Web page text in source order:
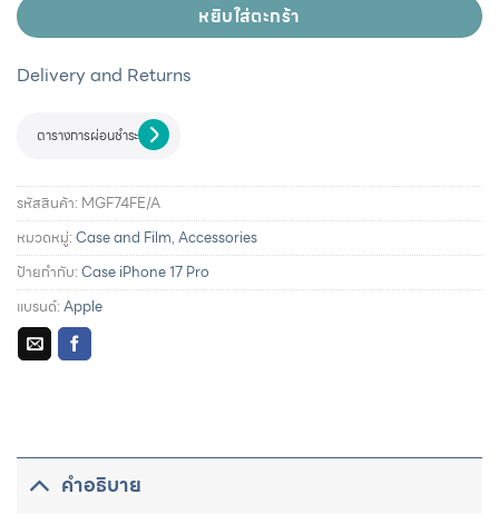
หยิบใส่ตะกร้า
Delivery and Returns
ตารางการผ่อนชำระ
รายละเอียดการผ่อนชำระและสิทธิประโยชน์จากบัตรเครดิตที่
รหัสสินค้า: MGF74FE/A
หมวดหมู่:Case and Film,Accessories
ป้ายกำกับ:Case iPhone 17 Pro
แบรนด์:Apple
คำอธิบาย